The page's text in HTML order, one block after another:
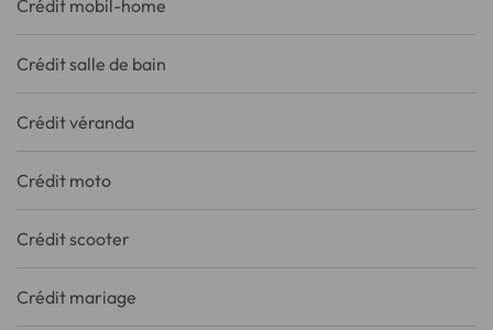
Crédit mobil-home
Crédit salle de bain
Crédit véranda
Crédit moto
Crédit scooter
Crédit mariage